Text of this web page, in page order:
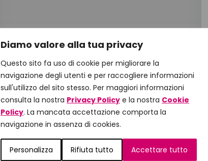
Diamo valore alla tua privacy
Questo sito fa uso di cookie per migliorare la
navigazione degli utenti e per raccogliere informazioni
sull'utilizzo del sito stesso. Per maggiori informazioni
consulta la nostra Privacy Policy e la nostra Cookie
Policy. La mancata accettazione comporta la
navigazione in assenza di cookies.
Personalizza Rifiuta tutto Accettare tutto